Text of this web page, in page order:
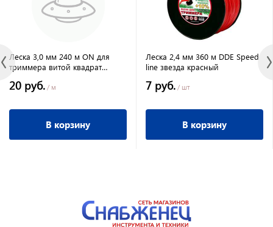
Леска 3,0 мм 240 м ON для
триммера витой квадрат
20 руб. / м
В корзину
Леска 2,4 мм 360 м DDE Speed
line звезда красный
7 руб. / шт
В корзину